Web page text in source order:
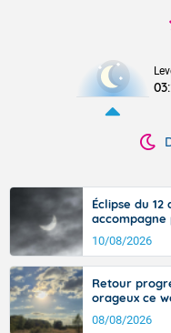
Éclipse du
10/08/2026
Retour
orageux ce
08/08/2026